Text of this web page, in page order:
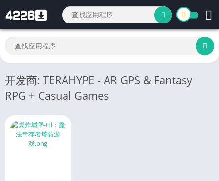
开发商: TERAHYPE - AR GPS & Fantasy
RPG + Casual Games